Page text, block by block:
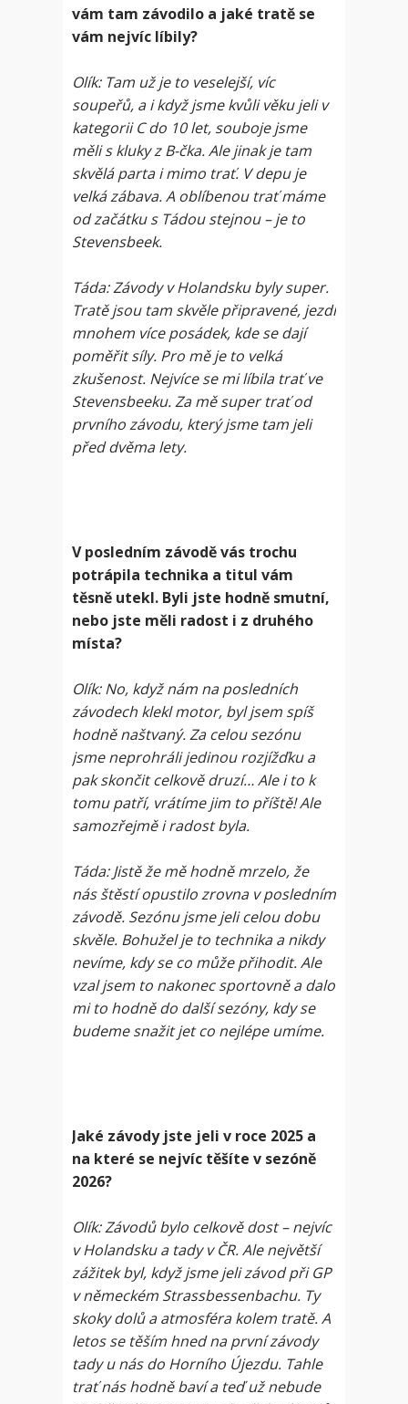
vám tam závodilo a jaké tratě se
vám nejvíc líbily?
Olík: Tam už je to veselejší, víc
soupeřů, a i když jsme kvůli věku jeli v
kategorii C do 10 let, souboje jsme
měli s kluky z B-čka. Ale jinak je tam
skvělá parta i mimo trať. V depu je
velká zábava. A oblíbenou trať máme
od začátku s Tádou stejnou – je to
Stevensbeek.
Táda: Závody v Holandsku byly super.
Tratě jsou tam skvěle připravené, jezdí
mnohem více posádek, kde se dají
poměřit síly. Pro mě je to velká
zkušenost. Nejvíce se mi líbila trať ve
Stevensbeeku. Za mě super trať od
prvního závodu, který jsme tam jeli
před dvěma lety.
V posledním závodě vás trochu
potrápila technika a titul vám
těsně utekl. Byli jste hodně smutní,
nebo jste měli radost i z druhého
místa?
Olík: No, když nám na posledních
závodech klekl motor, byl jsem spíš
hodně naštvaný. Za celou sezónu
jsme neprohráli jedinou rozjížďku a
pak skončit celkově druzí… Ale i to k
tomu patří, vrátíme jim to příště! Ale
samozřejmě i radost byla.
Táda: Jistě že mě hodně mrzelo, že
nás štěstí opustilo zrovna v posledním
závodě. Sezónu jsme jeli celou dobu
skvěle. Bohužel je to technika a nikdy
nevíme, kdy se co může přihodit. Ale
vzal jsem to nakonec sportovně a dalo
mi to hodně do další sezóny, kdy se
budeme snažit jet co nejlépe umíme.
Jaké závody jste jeli v roce 2025 a
na které se nejvíc těšíte v sezóně
2026?
Olík: Závodů bylo celkově dost – nejvíc
v Holandsku a tady v ČR. Ale největší
zážitek byl, když jsme jeli závod při GP
v německém Strassbessenbachu. Ty
skoky dolů a atmosféra kolem tratě. A
letos se těším hned na první závody
tady u nás do Horního Újezdu. Tahle
trať nás hodně baví a teď už nebude